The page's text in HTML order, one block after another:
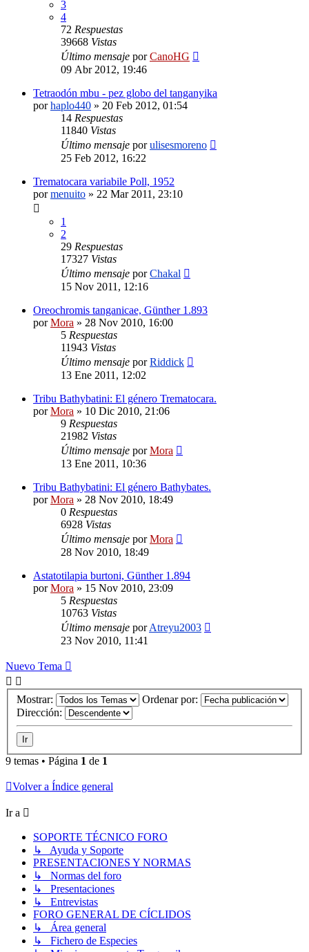
3
4
72 Respuestas
39668 Vistas
Último mensaje porCanoHG
09 Abr 2012, 19:46
Tetraodón mbu - pez globo del tanganyika
porhaplo440 » 20 Feb 2012, 01:54
14 Respuestas
11840 Vistas
Último mensaje porulisesmoreno
25 Feb 2012, 16:22
Trematocara variabile Poll, 1952
pormenuito » 22 Mar 2011, 23:10
1
2
29 Respuestas
17327 Vistas
Último mensaje porChakal
15 Nov 2011, 12:16
Oreochromis tanganicae, Günther 1.893
porMora » 28 Nov 2010, 16:00
5 Respuestas
11943 Vistas
Último mensaje porRiddick
13 Ene 2011, 12:02
Tribu Bathybatini: El género Trematocara.
porMora » 10 Dic 2010, 21:06
9 Respuestas
21982 Vistas
Último mensaje porMora
13 Ene 2011, 10:36
Tribu Bathybatini: El género Bathybates.
porMora » 28 Nov 2010, 18:49
0 Respuestas
6928 Vistas
Último mensaje porMora
28 Nov 2010, 18:49
Astatotilapia burtoni, Günther 1.894
porMora » 15 Nov 2010, 23:09
5 Respuestas
10763 Vistas
Último mensaje porAtreyu2003
23 Nov 2010, 11:41
Nuevo Tema
Mostrar:
Ordenar por:
Dirección:
9 temas • Página 1 de 1
Volver a Índice general
Ir a
SOPORTE TÉCNICO FORO
↳ Ayuda y Soporte
PRESENTACIONES Y NORMAS
↳ Normas del foro
↳ Presentaciones
↳ Entrevistas
FORO GENERAL DE CÍCLIDOS
↳ Área general
↳ Fichero de Especies